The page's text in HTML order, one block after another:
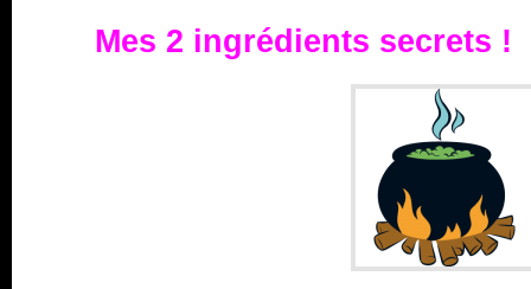
Mes 2 ingrédients secrets !